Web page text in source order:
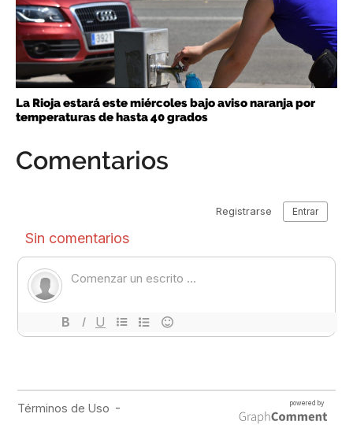
La Rioja estará este miércoles bajo aviso naranja por
temperaturas de hasta 40 grados
Comentarios